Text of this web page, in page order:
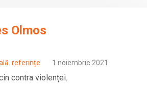
Olmos
referințe 1 noiembrie 2021
contra violenței.